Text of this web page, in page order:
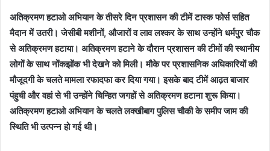
अतिक्रमण हटाओ अभियान के तीसरे दिन प्रशासन की टीमें टास्क फोर्स सहित
मैदान में उतरी। जेसीबी मशीनों, औजारों व लाव लश्कर के साथ उन्होंने धर्मपुर चौक
से अतिक्रमण हटाया। अतिक्रमण हटाने के दौरान प्रशासन की टीमों की स्थानीय
लोगों के साथ नोंकझोंक भी देखने को मिली। मौके पर प्रशासनिक अधिकारियों की
मौजूदगी के चलते मामला रफादफा कर दिया गया। इसके बाद टीमें आढ़त बाजार
पंहुची और वहां से भी उन्होंने चिन्हित जगहों से अतिक्रमण हटाना शुरू किया।
अतिक्रमण हटाओ अभियान के चलते लक्खीबाग पुलिस चौकी के समीप जाम की
स्थिति भी उत्पन्न हो गई थी।